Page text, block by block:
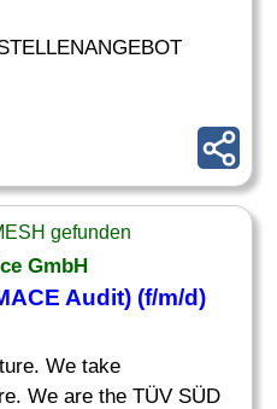
gefunden
GmbH
Audit) (f/m/d)
We take
We are the TÜV SÜD